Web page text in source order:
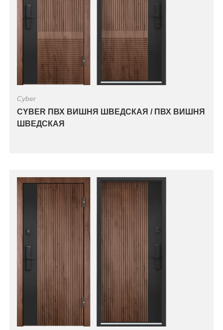
Cyber
CYBER ПВХ ВИШНЯ ШВЕДСКАЯ / ПВХ ВИШНЯ
ШВЕДСКАЯ